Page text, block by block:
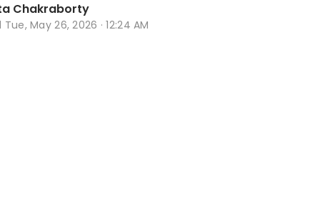
Chakraborty
Tue, May 26, 2026 · 12:24 AM